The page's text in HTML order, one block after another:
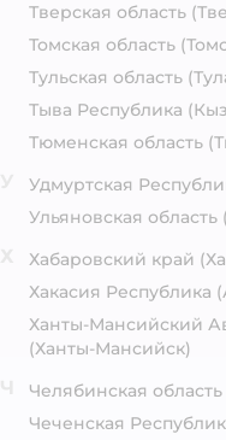
Тверская область
Томская область
Тульская область
Тыва Республика
Тюменская область
Удмуртская
Ульяновская область
Хабаровский край
Хакасия Республика
Ханты-Мансийский
(Ханты-Мансийск)
Челябинская область
Чеченская